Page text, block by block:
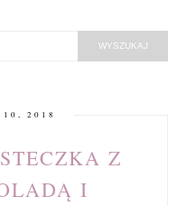
2018
Z
I